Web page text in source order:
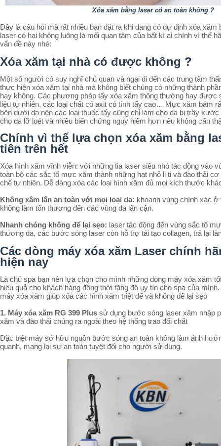
Xóa xăm bằng laser có an toàn không ?
Đây là câu hỏi mà rất nhiều bạn đặt ra khi đang có dự định xóa xăm
laser có hại không luông là mối quan tâm của bất kì ai chính vì thế
vấn đề này nhé:
Xóa xăm tại nhà có được không ?
Một số người có suy nghĩ chủ quan và ngại đi đến các trung tâm
thực hiện xóa xăm tại nhà mà không biết chúng có những thành
hay không. Các phương pháp tẩy xóa xăm thông thường hay được
liệu tự nhiên, các loại chất có axit có tính tẩy cao… Mực xăm bám
bên dưới da nên các loại thuốc tẩy cũng chỉ làm cho da bị trầy
cho da lỡ loét và nhiều biến chứng nguy hiểm hơn nếu không cẩn
Chính vì thế lựa chọn xóa xăm bằng
tiên trên hết
Xóa hình xăm vĩnh viễn: với những tia laser siêu nhỏ tác động vào
toàn bộ các sắc tố mực xăm thành những hạt nhỏ li ti và đào thải
chế tự nhiên. Dễ dàng xóa các loại hình xăm đủ mọi kích thước
Không xâm lấn an toàn với mọi loại da: khoanh vùng chính xác
không làm tổn thương đến các vùng da lân cận.
Nhanh chóng không để lại sẹo: laser tác động đến vùng sắc tố
thương da, các bước sóng laser còn hỗ trợ tái tạo collagen, trả lại
Các dòng máy xóa xăm Laser chính
hiện nay
Là chủ spa bạn nên lựa chọn cho mình những dòng máy xóa xăm
hiệu quả cho khách hàng đồng thời tăng độ uy tín cho spa của
máy xóa xăm giúp xóa các hình xăm triệt để và không để lại sẹo
1. Máy xóa xăm RG 399 Plus sử dụng bước sóng laser xâm nhập
xăm và đào thải chúng ra ngoài theo hệ thống trao đổi chất
Đặc biệt máy sở hữu nguồn bước sóng an toàn không làm ảnh
quanh, mang lại sự an toàn tuyệt đối cho người sử dụng.